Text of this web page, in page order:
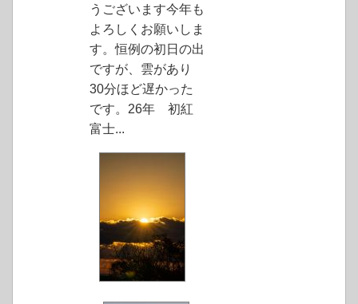
うございます今年も
よろしくお願いしま
す。恒例の初日の出
ですが、雲があり
30分ほど遅かった
です。26年 初紅
富士...
click to expand contents
click to expand contents